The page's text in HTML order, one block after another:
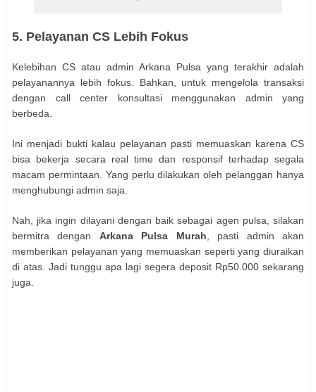
5. Pelayanan CS Lebih Fokus
Kelebihan CS atau admin Arkana Pulsa yang terakhir adalah
pelayanannya lebih fokus. Bahkan, untuk mengelola transaksi
dengan call center konsultasi menggunakan admin yang
berbeda.
Ini menjadi bukti kalau pelayanan pasti memuaskan karena CS
bisa bekerja secara real time dan responsif terhadap segala
macam permintaan. Yang perlu dilakukan oleh pelanggan hanya
menghubungi admin saja.
Nah, jika ingin dilayani dengan baik sebagai agen pulsa, silakan
bermitra dengan Arkana Pulsa Murah , pasti admin akan
memberikan pelayanan yang memuaskan seperti yang diuraikan
di atas. Jadi tunggu apa lagi segera deposit Rp50.000 sekarang
juga.